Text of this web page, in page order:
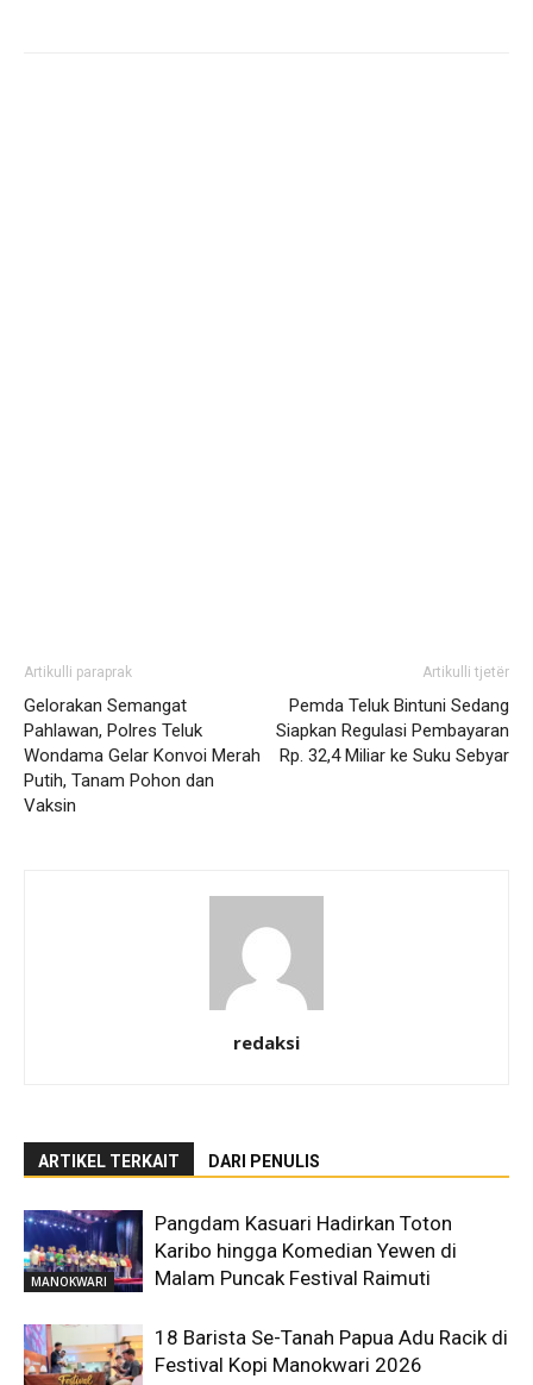
Artikulli paraprak
Gelorakan Semangat
Pahlawan, Polres Teluk
Wondama Gelar Konvoi Merah
Putih, Tanam Pohon dan
Vaksin
Artikulli tjetër
Pemda Teluk Bintuni Sedang
Siapkan Regulasi Pembayaran
Rp. 32,4 Miliar ke Suku Sebyar
redaksi
ARTIKEL TERKAIT DARI PENULIS
MANOKWARI
Pangdam Kasuari Hadirkan Toton
Karibo hingga Komedian Yewen di
Malam Puncak Festival Raimuti
18 Barista Se-Tanah Papua Adu Racik di
Festival Kopi Manokwari 2026